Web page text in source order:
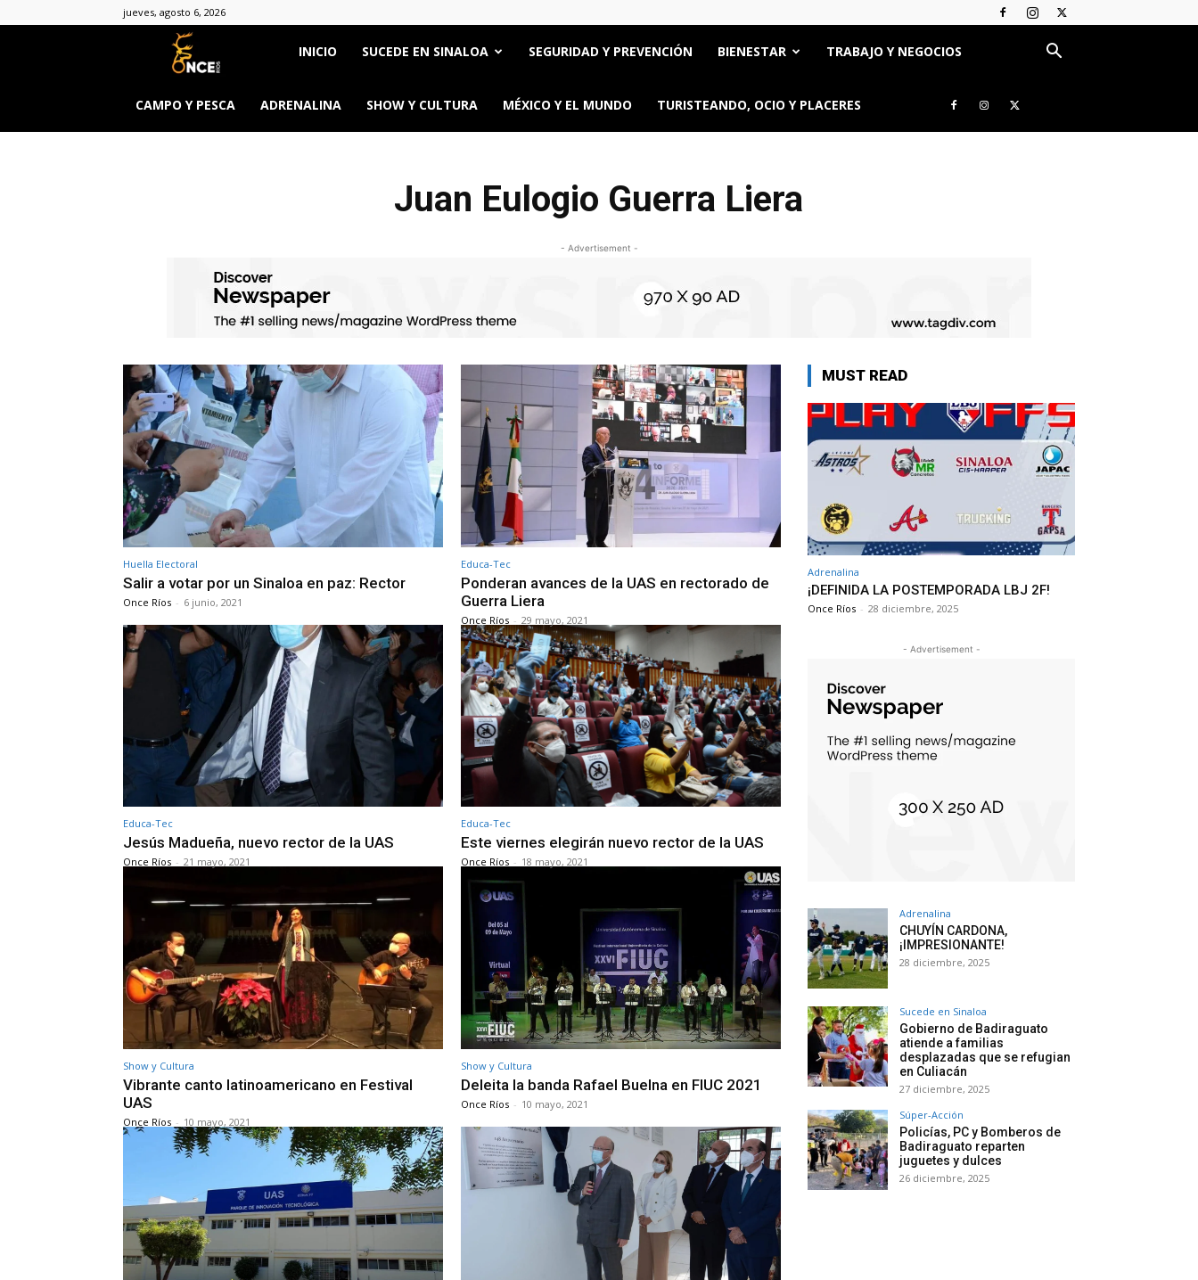
jueves, agosto 6, 2026
Once
Ríos
INICIO SUCEDE EN SINALOA SEGURIDAD Y PREVENCIÓN BIENESTAR TRABAJO Y NEGOCIOS
CAMPO Y PESCA ADRENALINA SHOW Y CULTURA MÉXICO Y EL MUNDO TURISTEANDO, OCIO Y PLACERES
Juan Eulogio Guerra Liera
- Advertisement -
Huella Electoral
Salir a votar por un Sinaloa en paz: Rector
Once Ríos - 6 junio, 2021
Educa-Tec
Ponderan avances de la UAS en rectorado de
Guerra Liera
Once Ríos - 29 mayo, 2021
Educa-Tec
Jesús Madueña, nuevo rector de la UAS
Once Ríos - 21 mayo, 2021
Educa-Tec
Este viernes elegirán nuevo rector de la UAS
Once Ríos - 18 mayo, 2021
Show y Cultura
Vibrante canto latinoamericano en Festival
UAS
Once Ríos - 10 mayo, 2021
Show y Cultura
Deleita la banda Rafael Buelna en FIUC 2021
Once Ríos - 10 mayo, 2021
MUST READ
Adrenalina
¡DEFINIDA LA POSTEMPORADA LBJ 2F!
Once Ríos - 28 diciembre, 2025
- Advertisement -
Adrenalina
CHUYÍN CARDONA,
¡IMPRESIONANTE!
28 diciembre, 2025
Sucede en Sinaloa
Gobierno de Badiraguato
atiende a familias
desplazadas que se refugian
en Culiacán
27 diciembre, 2025
Súper-Acción
Policías, PC y Bomberos de
Badiraguato reparten
juguetes y dulces
26 diciembre, 2025